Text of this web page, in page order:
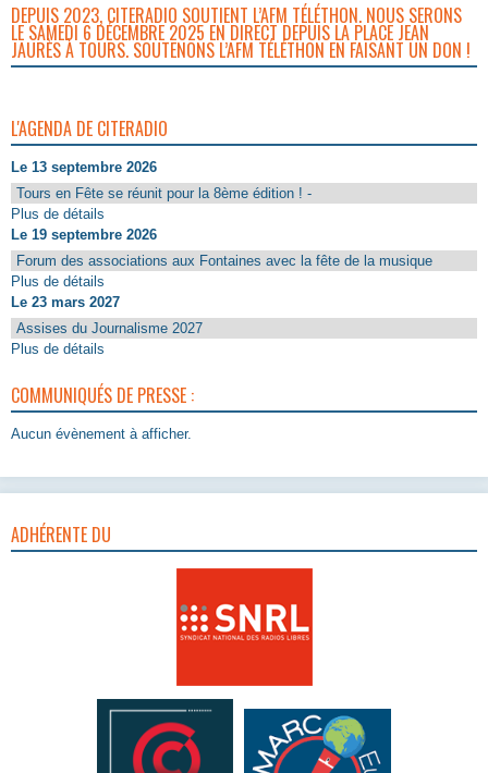
DEPUIS 2023, CITERADIO SOUTIENT L’AFM TÉLÉTHON. NOUS SERONS
LE SAMEDI 6 DÉCEMBRE 2025 EN DIRECT DEPUIS LA PLACE JEAN
JAURÈS À TOURS. SOUTENONS L’AFM TÉLÉTHON EN FAISANT UN DON !
L'AGENDA DE CITERADIO
Le 13 septembre 2026
Tours en Fête se réunit pour la 8ème édition ! -
Plus de détails
Le 19 septembre 2026
Forum des associations aux Fontaines avec la fête de la musique
Plus de détails
Le 23 mars 2027
Assises du Journalisme 2027
Plus de détails
COMMUNIQUÉS DE PRESSE :
Aucun évènement à afficher.
ADHÉRENTE DU